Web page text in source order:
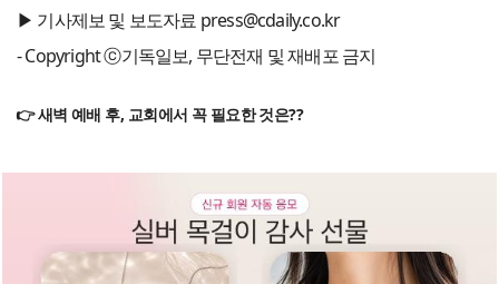
▶ 기사제보 및 보도자료 press@cdaily.co.kr
- Copyright ⓒ기독일보, 무단전재 및 재배포 금지
👉 새벽 예배 후, 교회에서 꼭 필요한 것은??